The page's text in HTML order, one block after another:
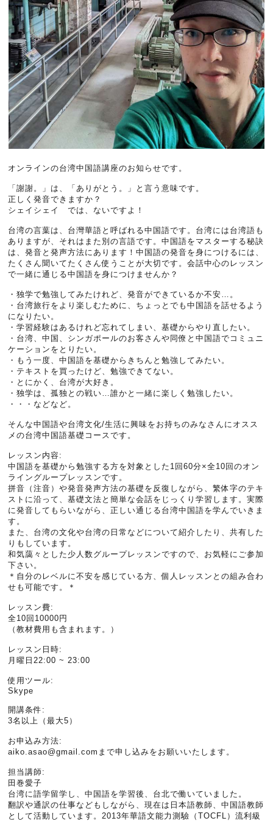
オンラインの台湾中国語講座のお知らせです。
「謝謝。」は、「ありがとう。」と言う意味です。
正しく発音できますか？
シェイシェイ では、ないですよ！
台湾の言葉は、台灣華語と呼ばれる中国語です。台湾には台湾語も
ありますが、それはまた別の言語です。中国語をマスターする秘訣
は、発音と発声方法にあります！中国語の発音を身につけるには、
たくさん聞いてたくさん使うことが大切です。会話中心のレッスン
で一緒に通じる中国語を身につけませんか？
・独学で勉強してみたけれど、発音ができているか不安…。
・台湾旅行をより楽しむために、ちょっとでも中国語を話せるよう
になりたい。
・学習経験はあるけれど忘れてしまい、基礎からやり直したい。
・台湾、中国、シンガポールのお客さんや同僚と中国語でコミュニ
ケーションをとりたい。
・もう一度、中国語を基礎からきちんと勉強してみたい。
・テキストを買ったけど、勉強できてない。
・とにかく、台湾が大好き。
・独学は、孤独との戦い…誰かと一緒に楽しく勉強したい。
・・・などなど。
そんな中国語や台湾文化/生活に興味をお持ちのみなさんにオスス
メの台湾中国語基礎コースです。
レッスン内容:
中国語を基礎から勉強する方を対象とした1回60分×全10回のオン
ライングループレッスンです。
拼音（注音）や発音発声方法の基礎を反復しながら、繁体字のテキ
ストに沿って、基礎文法と簡単な会話をじっくり学習します。実際
に発音してもらいながら、正しい通じる台湾中国語を学んでいきま
す。
また、台湾の文化や台湾の日常などについて紹介したり、共有した
りもしています。
和気藹々とした少人数グループレッスンですので、お気軽にご参加
下さい。
＊自分のレベルに不安を感じている方、個人レッスンとの組み合わ
せも可能です。＊
レッスン費:
全10回10000円
（教材費用も含まれます。）
レッスン日時:
月曜日22:00 ~ 23:00
使用ツール:
Skype
開講条件:
3名以上（最大5）
お申込み方法:
aiko.asao@gmail.comまで申し込みをお願いいたします。
担当講師:
田巻愛子
台湾に語学留学し、中国語を学習後、台北で働いていました。
翻訳や通訳の仕事などもしながら、現在は日本語教師、中国語教師
として活動しています。2013年華語文能力測驗（TOCFL）流利級